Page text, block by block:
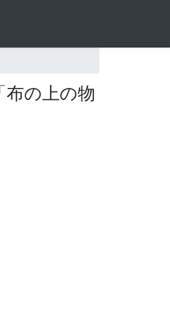
の上の物